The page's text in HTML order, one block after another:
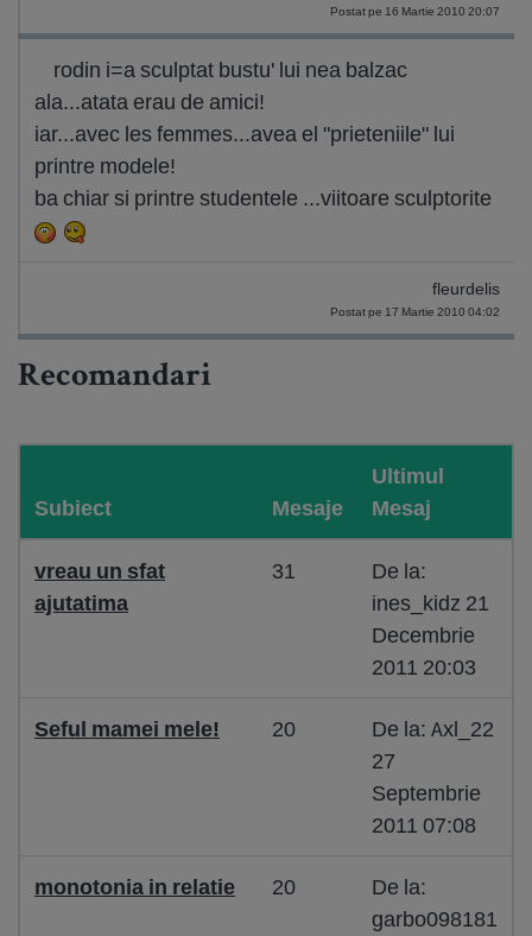
Postat pe 16 Martie 2010 20:07
rodin i=a sculptat bustu' lui nea balzac
ala...atata erau de amici!
iar...avec les femmes...avea el "prieteniile" lui
printre modele!
ba chiar si printre studentele ...viitoare sculptorite
fleurdelis
Postat pe 17 Martie 2010 04:02
Recomandari
Subiect Mesaje
Ultimul
Mesaj
vreau un sfat
ajutatima
31
De la:
ines_kidz 21
Decembrie
2011 20:03
Seful mamei mele! 20
De la: Axl_22
27
Septembrie
2011 07:08
monotonia in relatie 20
De la:
garbo098181